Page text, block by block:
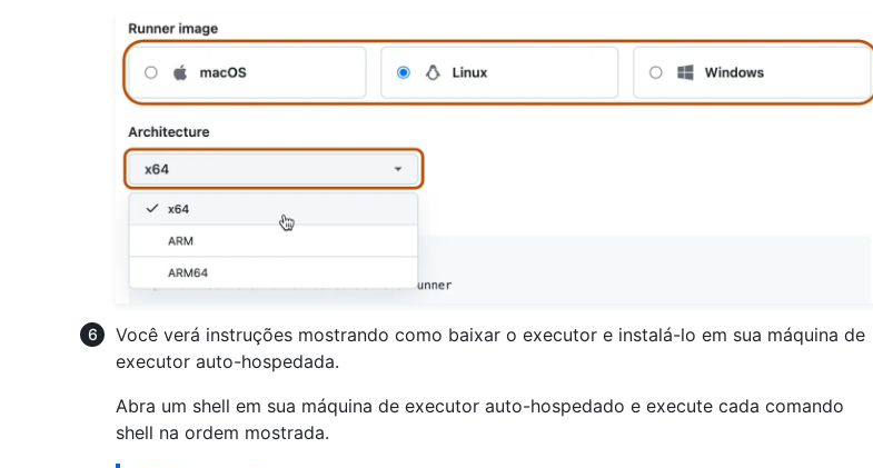
Você verá instruções mostrando como baixar o executor e instalá-lo em sua máquina de
executor auto-hospedada.
Abra um shell em sua máquina de executor auto-hospedado e execute cada comando
shell na ordem mostrada.